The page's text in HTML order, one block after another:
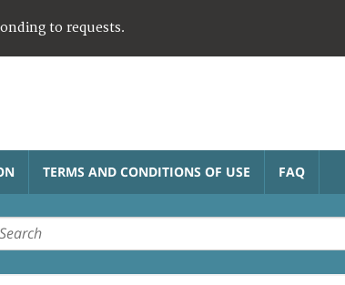
to requests.
TERMS AND CONDITIONS OF USE FAQ